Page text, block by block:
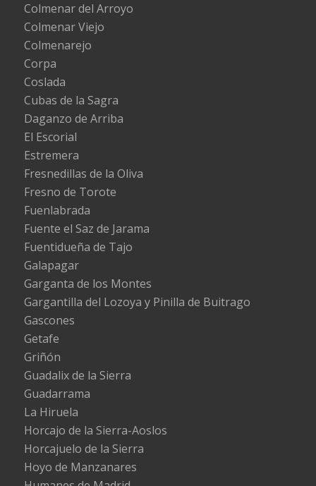
Colmenar del Arroyo
Colmenar Viejo
Colmenarejo
Corpa
Coslada
Cubas de la Sagra
Daganzo de Arriba
El Escorial
Estremera
Fresnedillas de la Oliva
Fresno de Torote
Fuenlabrada
Fuente el Saz de Jarama
Fuentidueña de Tajo
Galapagar
Garganta de los Montes
Gargantilla del Lozoya y Pinilla de Buitrago
Gascones
Getafe
Griñón
Guadalix de la Sierra
Guadarrama
La Hiruela
Horcajo de la Sierra-Aoslos
Horcajuelo de la Sierra
Hoyo de Manzanares